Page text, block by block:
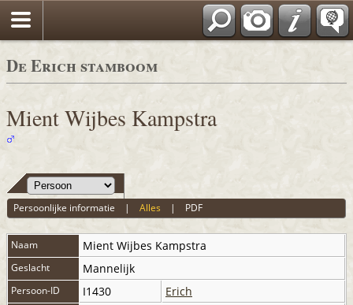
De Erich stamboom
Mient Wijbes Kampstra
Persoonlijke informatie |Alles | PDF
Naam Mient Wijbes Kampstra
Geslacht Mannelijk
Persoon-ID I1430 Erich